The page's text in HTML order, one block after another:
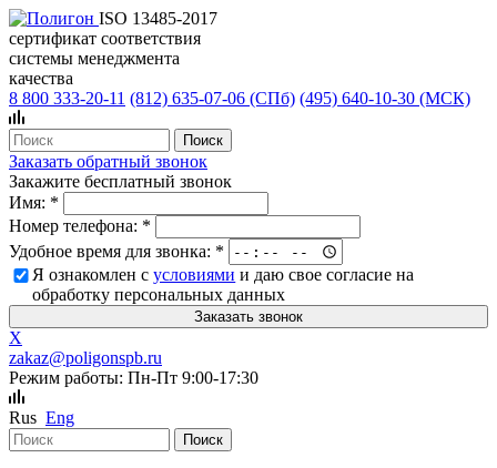
ISO 13485-2017
сертификат соответствия
системы менеджмента
качества
8 800 333-20-11 (812) 635-07-06 (СПб) (495) 640-10-30 (МСК)
Заказать обратный звонок
Закажите бесплатный звонок
Имя: *
Номер телефона: *
Удобное время для звонка: *
Я ознакомлен сусловиями и даю свое согласие на
обработку персональных данных
X
zakaz@poligonspb.ru
Режим работы: Пн-Пт 9:00-17:30
Rus Eng